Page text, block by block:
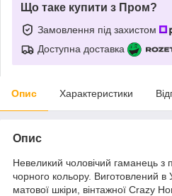
Що таке купити з Пром?
Замовлення під захистом
Доступна доставка
Опис Характеристики
Опис
Невеликий чоловічий гаманець з
чорного кольору. Виготовлений в
матової шкіри, вінтажної Crazy